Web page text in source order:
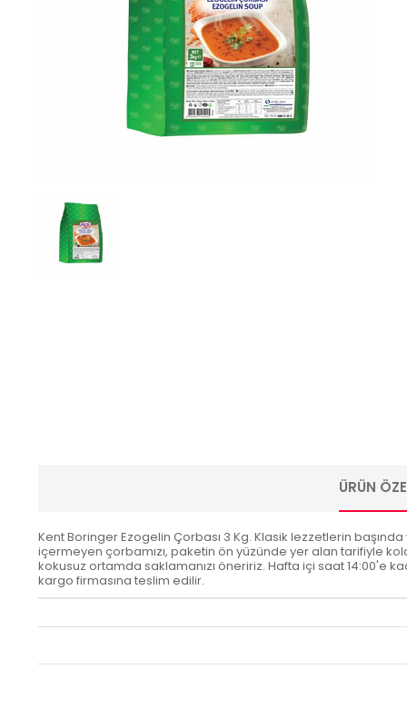
ÜRÜN
Kent Boringer Ezogelin Çorbası 3 Kg. Klasik lezzetlerin
içermeyen çorbamızı, paketin ön yüzünde yer alan tarifiyle
kokusuz ortamda saklamanızı öneririz. Hafta içi saat 14:00'e
kargo firmasına teslim edilir.